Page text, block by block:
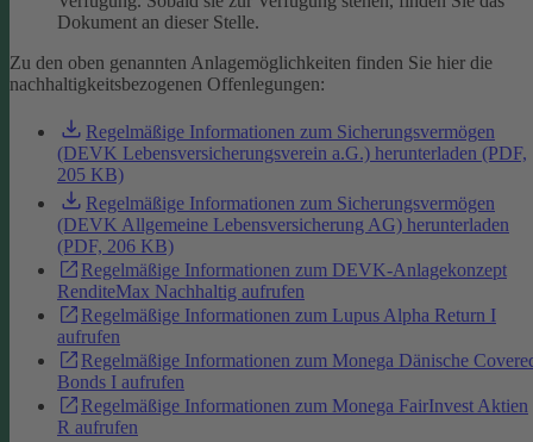
Dokument an dieser Stelle.
Zu den oben genannten Anlagemöglichkeiten finden Sie hier die
nachhaltigkeitsbezogenen Offenlegungen:
Regelmäßige Informationen zum Sicherungsvermögen
(DEVK Lebensversicherungsverein a.G.) herunterladen (PDF,
205 KB)
Regelmäßige Informationen zum Sicherungsvermögen
(DEVK Allgemeine Lebensversicherung AG) herunterladen
(PDF, 206 KB)
Regelmäßige Informationen zum DEVK-Anlagekonzept
RenditeMax Nachhaltig aufrufen
Regelmäßige Informationen zum Lupus Alpha Return I
aufrufen
Regelmäßige Informationen zum Monega Dänische
Bonds I aufrufen
Regelmäßige Informationen zum Monega FairInvest Aktien
R aufrufen